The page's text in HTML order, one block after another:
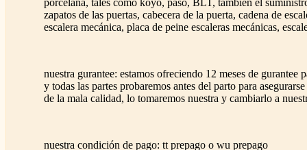
porcelana, tales como koyo, paso, BLT, también el
zapatos de las puertas, cabecera de la puerta, cadena de
escalera mecánica, placa de peine escaleras mecánicas,
nuestra gurantee: estamos ofreciendo 12 meses de gurantee
y todas las partes probaremos antes del parto para
de la mala calidad, lo tomaremos nuestra y cambiarlo a
nuestra condición de pago: tt prepago o wu prepago